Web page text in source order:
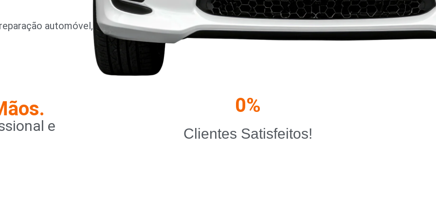
automóvel,
e Clientes Satisfeitos!
0%